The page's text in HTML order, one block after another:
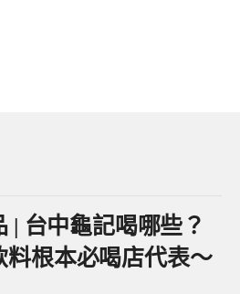
| 台中龜記喝哪些？
料根本必喝店代表～